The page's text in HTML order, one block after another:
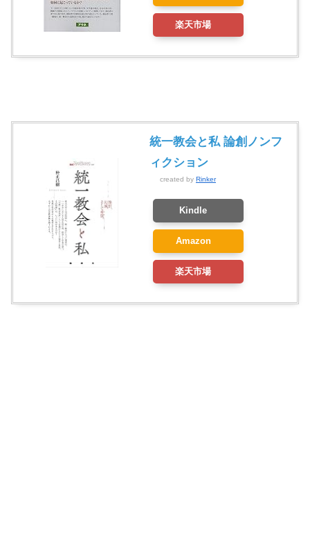
楽天市場
統一教会と私 論創ノンフ
ィクション
created by Rinker
Kindle
Amazon
楽天市場